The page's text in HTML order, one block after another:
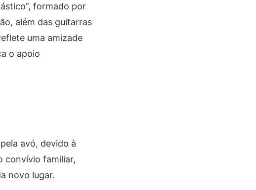
formado por
além das guitarras
uma amizade
o apoio
avó, devido à
convívio familiar,
novo lugar.